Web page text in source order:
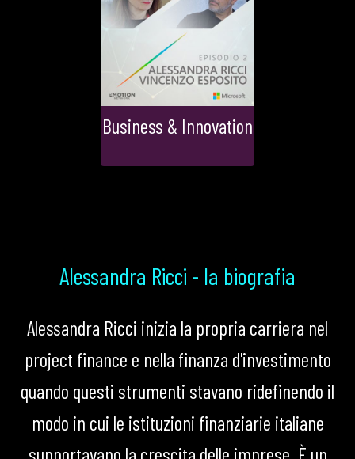
Business & Innovation
Alessandra Ricci - la biografia
Alessandra Ricci inizia la propria carriera nel
project finance e nella finanza d'investimento
quando questi strumenti stavano ridefinendo il
modo in cui le istituzioni finanziarie italiane
supportavano la crescita delle imprese. È un